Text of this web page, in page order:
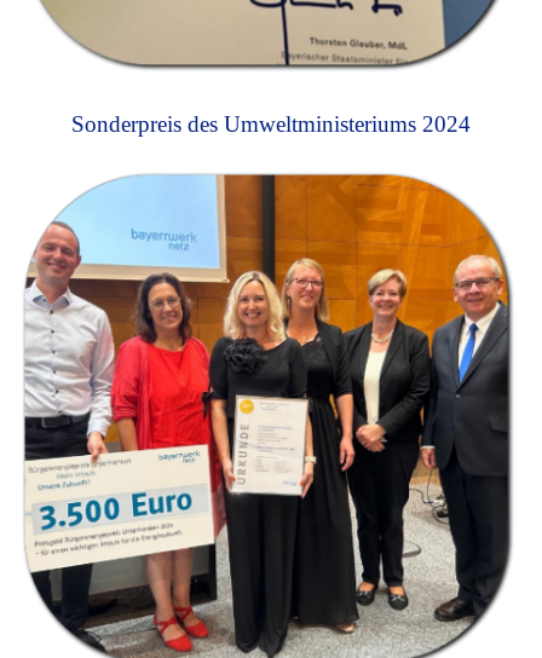
Sonderpreis des Umweltministeriums 2024